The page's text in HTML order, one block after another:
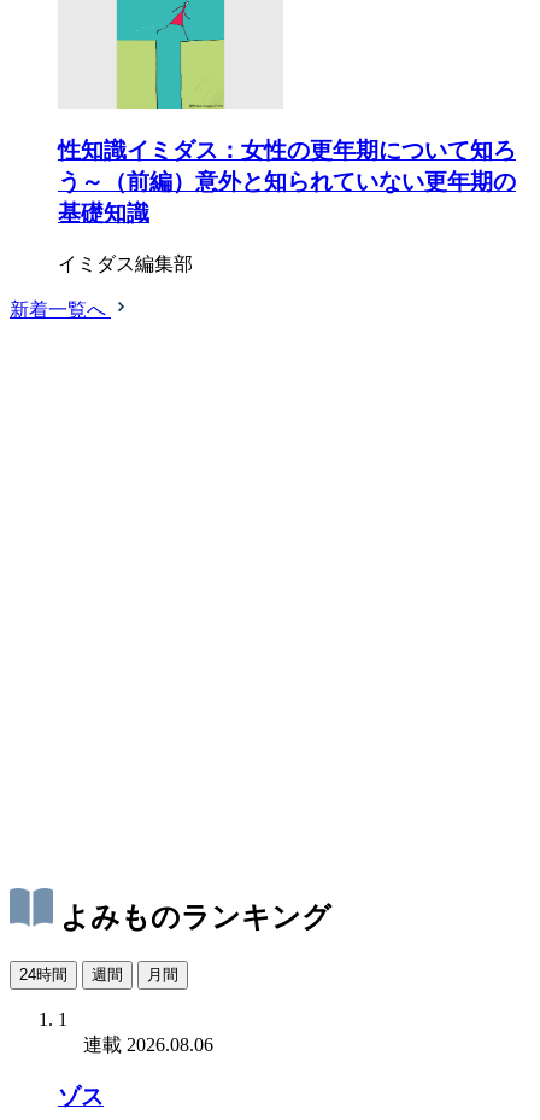
性知識イミダス：女性の更年期について知ろ
う～（前編）意外と知られていない更年期の
基礎知識
イミダス編集部
新着一覧へ
よみものランキング
24時間 週間 月間
1
連載 2026.08.06
ゾス